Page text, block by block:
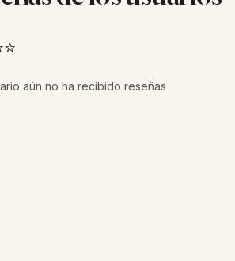
aún no ha recibido reseñas